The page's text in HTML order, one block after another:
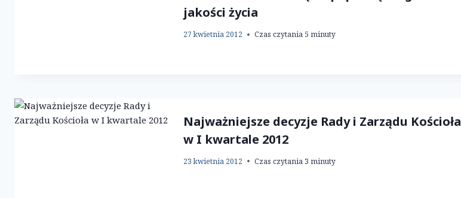
jakości życia
27 kwietnia 2012 Czas czytania5 minuty
Najważniejsze decyzje Rady i Zarządu Kościoła
w I kwartale 2012
23 kwietnia 2012 Czas czytania3 minuty